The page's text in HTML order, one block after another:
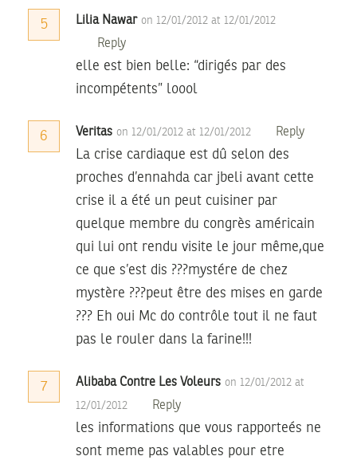
5 Lilia Nawar on 12/01/2012 at 12/01/2012
Reply
elle est bien belle: “dirigés par des
incompétents” loool
6 Veritas on 12/01/2012 at 12/01/2012 Reply
La crise cardiaque est dû selon des
proches d’ennahda car jbeli avant cette
crise il a été un peut cuisiner par
quelque membre du congrès américain
qui lui ont rendu visite le jour même,que
ce que s’est dis ???mystére de chez
mystère ???peut être des mises en garde
??? Eh oui Mc do contrôle tout il ne faut
pas le rouler dans la farine!!!
7 Alibaba Contre Les Voleurs on 12/01/2012 at
12/01/2012 Reply
les informations que vous rapporteés ne
sont meme pas valables pour etre